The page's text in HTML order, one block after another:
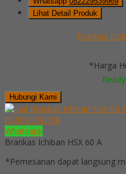
Lihat Detail Produk
Brankas
*Harga
Hubungi Kami
QUICK ORDER
Whatsapp
Brankas Ichiban HSX 60 A
*Pemesanan dapat langsung